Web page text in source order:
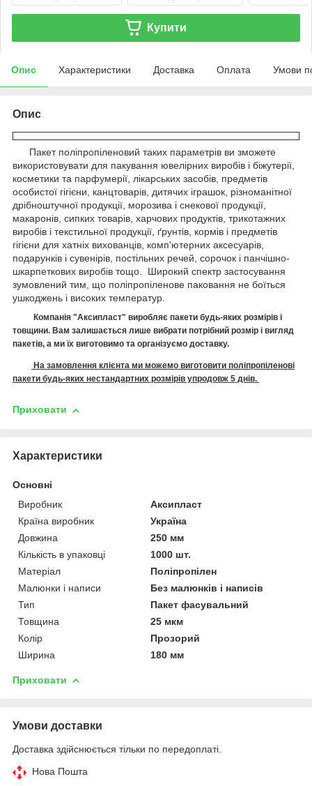
Купити
Опис Характеристики Доставка Оплата Умови
Опис
Пакет поліпропіленовий таких параметрів ви зможете
використовувати для пакування ювелірних виробів і біжутерії,
косметики та парфумерії, лікарських засобів, предметів
особистої гігієни, канцтоварів, дитячих іграшок, різноманітної
дрібноштучної продукції, морозива і снекової продукції,
макаронів, сипких товарів, харчових продуктів, трикотажних
виробів і текстильної продукції, ґрунтів, кормів і предметів
гігієни для хатніх вихованців, комп'ютерних аксесуарів,
подарунків і сувенірів, постільних речей, сорочок і панчішно-
шкарпеткових виробів тощо. Широкий спектр застосування
зумовлений тим, що поліпропіленове паковання не боїться
ушкоджень і високих температур.
Компанія "Аксипласт" виробляє пакети будь-яких розмірів і
товщини. Вам залишається лише вибрати потрібний розмір і вигляд
пакетів, а ми їх виготовимо та організуємо доставку.
На замовлення клієнта ми можемо виготовити поліпропіленові
пакети будь-яких нестандартних розмірів упродовж 5 днів.
Приховати
Характеристики
Основні
Виробник
Аксипласт
Країна виробник
Україна
Довжина
250 мм
Кількість в упаковці
1000 шт.
Матеріал
Поліпропілен
Малюнки і написи
Без малюнків і написів
Тип
Пакет фасувальний
Товщина
25 мкм
Колір
Прозорий
Ширина
180 мм
Приховати
Умови доставки
Доставка здійснюється тільки по передоплаті.
Нова Пошта